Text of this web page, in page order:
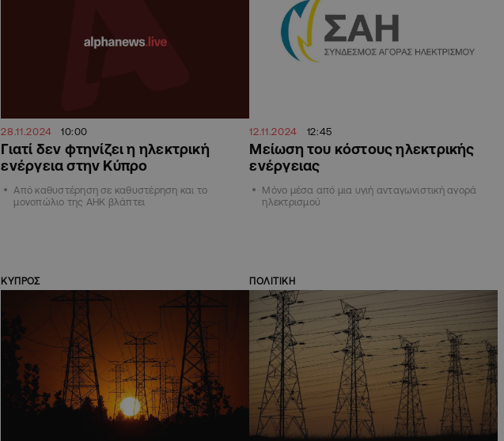
28.11.2024 10:00
Γιατί δεν φτηνίζει η ηλεκτρική
ενέργεια στην Κύπρο
Από καθυστέρηση σε καθυστέρηση και το
μονοπώλιο της ΑΗΚ βλάπτει
12.11.2024 12:45
Μείωση του κόστους ηλεκτρικής
ενέργειας
Μόνο μέσα από μια υγιή ανταγωνιστική αγορά
ηλεκτρισμού
ΚΥΠΡΟΣ ΠΟΛΙΤΙΚΗ